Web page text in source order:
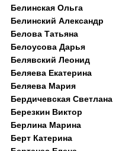
Белинская Ольга
Белинский Александр
Белова Татьяна
Белоусова Дарья
Белявский Леонид
Беляева Екатерина
Беляева Мария
Бердичевская Светлана
Березкин Виктор
Берлина Марина
Берт Катерина